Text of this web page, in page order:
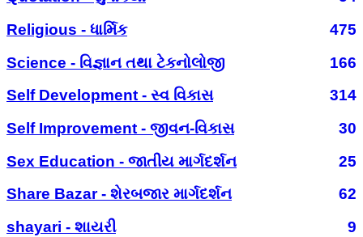
Religious - ધાર્મિક
475
Science - વિજ્ઞાન તથા ટેકનોલોજી
166
Self Development - સ્વ વિકાસ
314
Self Improvement - જીવન-વિકાસ
30
Sex Education - જાતીય માર્ગદર્શન
25
Share Bazar - શેરબજાર માર્ગદર્શન
62
shayari - શાયરી
9